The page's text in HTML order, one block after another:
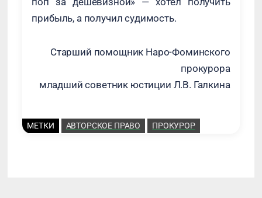
прибыль, а получил судимость.
Старший помощник Наро-Фоминского
прокурора
младший советник юстиции Л.В. Галкина
МЕТКИ АВТОРСКОЕ ПРАВО ПРОКУРОР